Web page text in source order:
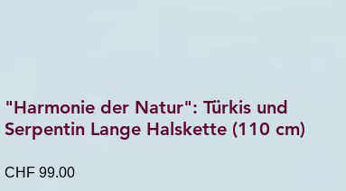
"Harmonie der Natur": Türkis und
Serpentin Lange Halskette (110 cm)
CHF 99.00Preis